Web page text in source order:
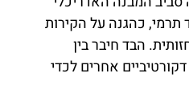
כהגנה על הקירות
הבד חיבר בין
אחרים לכדי